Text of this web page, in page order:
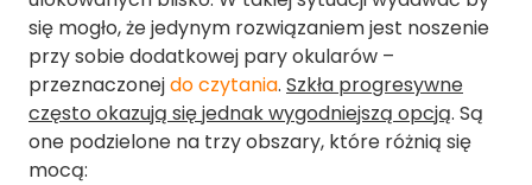
się mogło, że jedynym rozwiązaniem jest noszenie
przy sobie dodatkowej pary okularów –
przeznaczonejdo czytania. Szkła progresywne
często okazują się jednak wygodniejszą opcją. Są
one podzielone na trzy obszary, które różnią się
mocą: